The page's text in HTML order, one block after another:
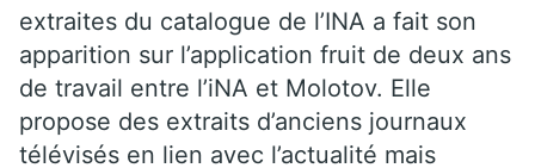
extraites du catalogue de l’INA a fait son
apparition sur l’application fruit de deux ans
de travail entre l’iNA et Molotov. Elle
propose des extraits d’anciens journaux
télévisés en lien avec l’actualité mais